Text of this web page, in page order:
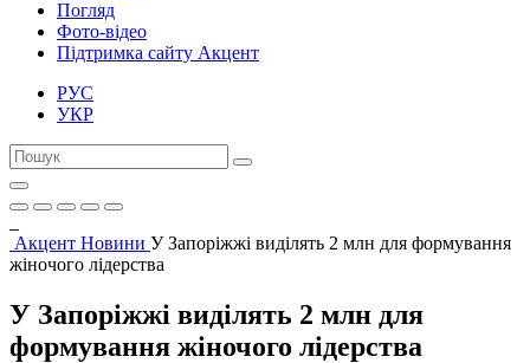
Погляд
Фото-відео
Підтримка сайту Акцент
РУС
УКР
Акцент Новини У Запоріжжі виділять 2 млн для формування
жіночого лідерства
У Запоріжжі виділять 2 млн для
формування жіночого лідерства